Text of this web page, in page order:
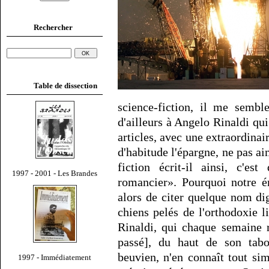
Rechercher
Table de dissection
1997 - 2001 - Les Brandes
1997 - Immédiatement
science-fiction, il me
d'ailleurs à Angelo Rinaldi
articles, avec une
d'habitude l'épargne, ne pas
fiction écrit-il ainsi, c'est
romancier». Pourquoi notre
alors de citer quelque nom
chiens pelés de l'orthodoxie
Rinaldi, qui chaque
passé], du haut de son
beuvien, n'en connaît tout